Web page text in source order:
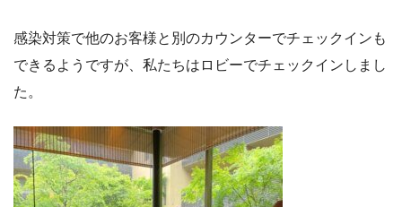
感染対策で他のお客様と別のカウンターでチェックインも
できるようですが、私たちはロビーでチェックインしまし
た。